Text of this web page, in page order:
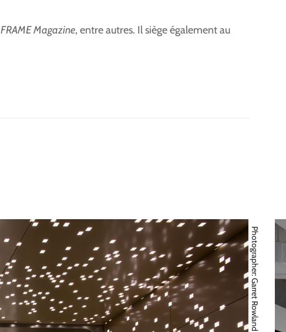
FRAME Magazine, entre autres. Il siège également au
Photographer: Garret Rowland